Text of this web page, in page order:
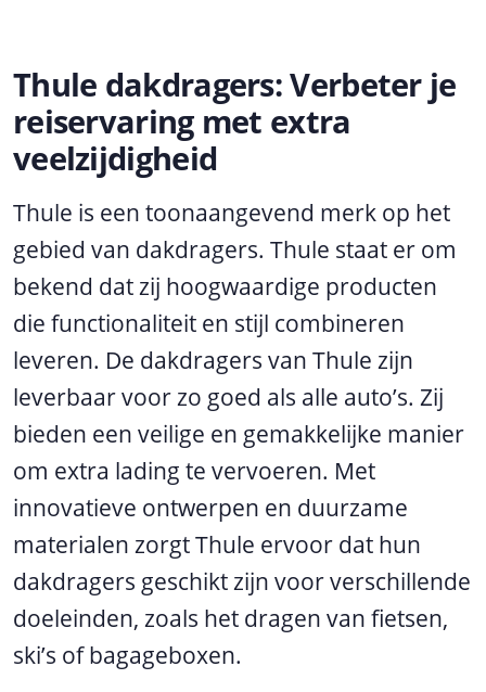
Thule dakdragers: Verbeter je
reiservaring met extra
veelzijdigheid
Thule is een toonaangevend merk op het
gebied van dakdragers. Thule staat er om
bekend dat zij hoogwaardige producten
die functionaliteit en stijl combineren
leveren. De dakdragers van Thule zijn
leverbaar voor zo goed als alle auto’s. Zij
bieden een veilige en gemakkelijke manier
om extra lading te vervoeren. Met
innovatieve ontwerpen en duurzame
materialen zorgt Thule ervoor dat hun
dakdragers geschikt zijn voor verschillende
doeleinden, zoals het dragen van fietsen,
ski’s of bagageboxen.